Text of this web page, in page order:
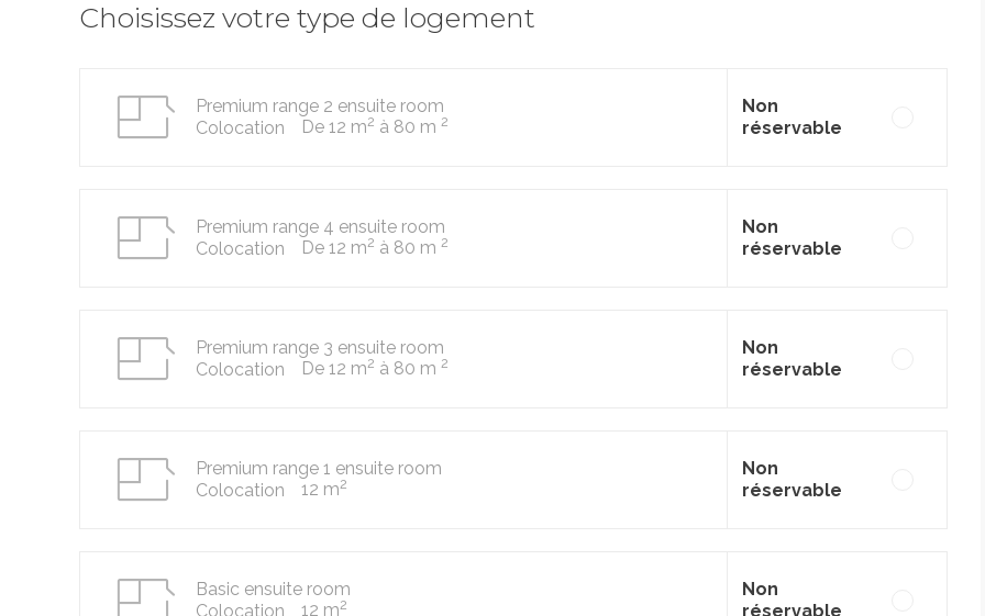
Choisissez votre type de logement
Premium range 2 ensuite room
Colocation
De 12 m2 à 80 m 2
Non
réservable
Premium range 4 ensuite room
Colocation
De 12 m2 à 80 m 2
Non
réservable
Premium range 3 ensuite room
Colocation
De 12 m2 à 80 m 2
Non
réservable
Premium range 1 ensuite room
Colocation
12 m2
Non
réservable
Basic ensuite room
Colocation
12 m2
Non
réservable